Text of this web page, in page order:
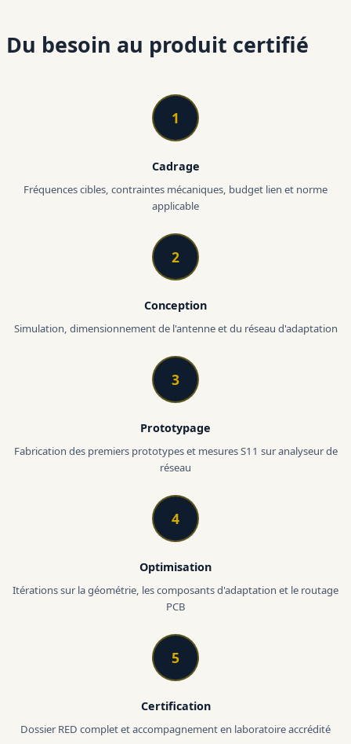
Du besoin au produit certifié
1
Cadrage
Fréquences cibles, contraintes mécaniques, budget lien et norme
applicable
2
Conception
Simulation, dimensionnement de l'antenne et du réseau d'adaptation
3
Prototypage
Fabrication des premiers prototypes et mesures S11 sur analyseur de
réseau
4
Optimisation
Itérations sur la géométrie, les composants d'adaptation et le routage
PCB
5
Certification
Dossier RED complet et accompagnement en laboratoire accrédité